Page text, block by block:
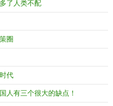
了人类不配
圈
代
人有三个很大的缺点！